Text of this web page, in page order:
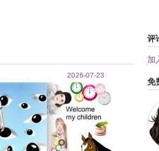
2026-07-23
评
加
免